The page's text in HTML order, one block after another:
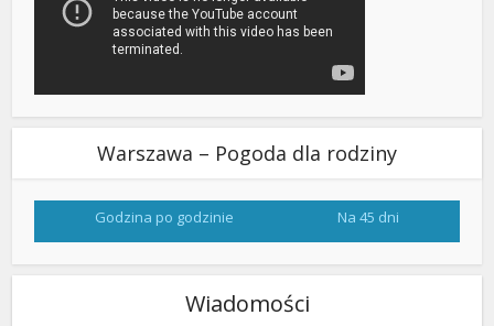
Warszawa – Pogoda dla rodziny
Godzina po godzinie Na 45 dni
Wiadomości